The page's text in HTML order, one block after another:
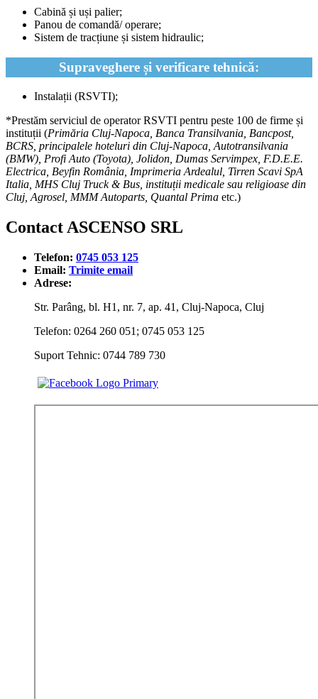
Cabină și uși palier;
Panou de comandă/ operare;
Sistem de tracțiune și sistem hidraulic;
Supraveghere și verificare tehnică:
Instalații (RSVTI);
*Prestăm serviciul de operator RSVTI pentru peste 100 de firme și
instituții (Primăria Cluj-Napoca, Banca Transilvania, Bancpost,
BCRS, principalele hoteluri din Cluj-Napoca, Autotransilvania
(BMW), Profi Auto (Toyota), Jolidon, Dumas Servimpex, F.D.E.E.
Electrica, Beyfin România, Imprimeria Ardealul, Tirren Scavi SpA
Italia, MHS Cluj Truck & Bus, instituții medicale sau religioase din
Cluj, Agrosel, MMM Autoparts, Quantal Prima etc.)
Contact ASCENSO SRL
Telefon: 0745 053 125
Email: Trimite email
Adrese:
Str. Parâng, bl. H1, nr. 7, ap. 41, Cluj-Napoca, Cluj
Telefon: 0264 260 051; 0745 053 125
Suport Tehnic: 0744 789 730